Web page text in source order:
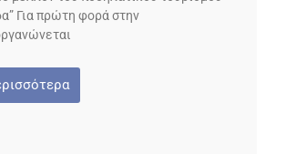
Για πρώτη φορά στην